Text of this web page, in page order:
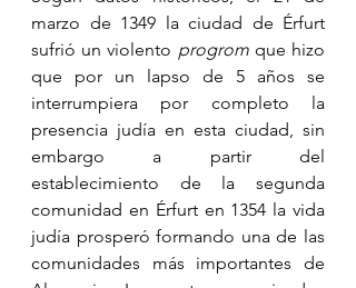
marzo de 1349 la ciudad de Érfurt
sufrió un violento progrom que hizo
que por un lapso de 5 años se
interrumpiera por completo la
presencia judía en esta ciudad, sin
embargo a partir del
establecimiento de la segunda
comunidad en Érfurt en 1354 la vida
judía prosperó formando una de las
comunidades más importantes de